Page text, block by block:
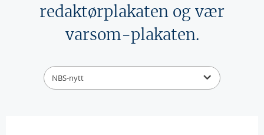
redaktørplakaten og vær
varsom-plakaten.
NBS-nytt